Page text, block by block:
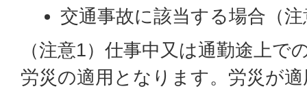
交通事故に該当する場合（
（注意1）仕事中又は通勤途上で
労災の適用となります。労災が